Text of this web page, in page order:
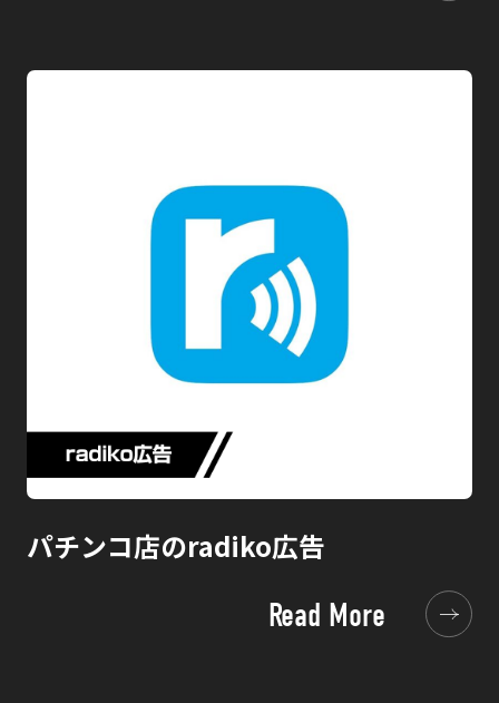
パチンコ店のradiko広告
Read More